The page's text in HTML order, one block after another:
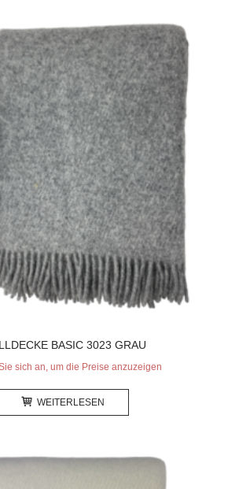
BASIC 3023 GRAU
sich an, um die Preise anzuzeigen
WEITERLESEN